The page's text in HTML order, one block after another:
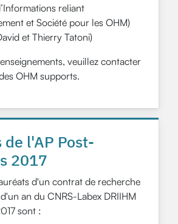
reliant
et Société pour les OHM)
et Thierry Tatoni)
veuillez contacter
OHM supports.
de l'AP Post-
2017
d'un contrat de recherche
an du CNRS-Labex DRIIHM
sont :